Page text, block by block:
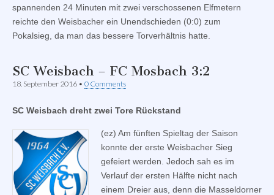
spannenden 24 Minuten mit zwei verschossenen Elfmetern
reichte den Weisbacher ein Unendschieden (0:0) zum
Pokalsieg, da man das bessere Torverhältnis hatte.
SC Weisbach – FC Mosbach 3:2
18. September 2016 • 0 Comments
SC Weisbach dreht zwei Tore Rückstand
(ez) Am fünften Spieltag der Saison
konnte der erste Weisbacher Sieg
gefeiert werden. Jedoch sah es im
Verlauf der ersten Hälfte nicht nach
einem Dreier aus, denn die Masseldorner